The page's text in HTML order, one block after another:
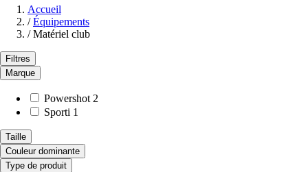
Accueil
/ Équipements
/ Matériel club
Filtres
Marque
Powershot 2
Sporti 1
Taille
Couleur dominante
Type de produit